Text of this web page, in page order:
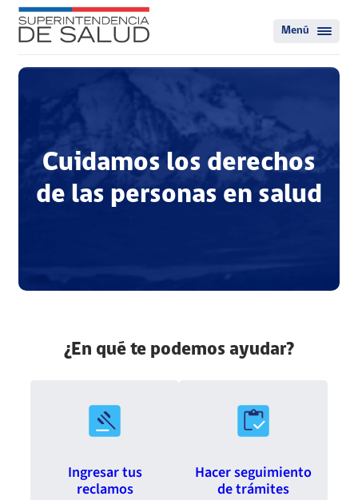
Menú
Cuidamos los derechos
de las personas en salud
¿En qué te podemos ayudar?
Ingresar tus
reclamos
Hacer seguimiento
de trámites